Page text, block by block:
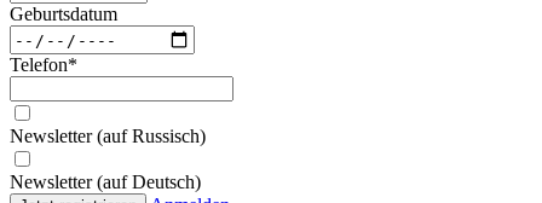
Geburtsdatum
Telefon*
Newsletter (auf Russisch)
Newsletter (auf Deutsch)